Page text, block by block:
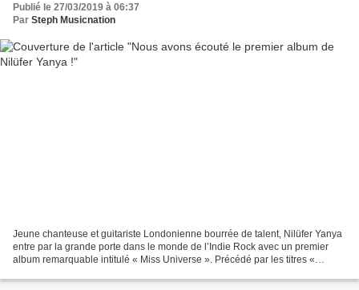
Publié le 27/03/2019 à 06:37
Par Steph Musicnation
Jeune chanteuse et guitariste Londonienne bourrée de talent, Nilüfer Yanya
entre par la grande porte dans le monde de l’Indie Rock avec un premier
album remarquable intitulé « Miss Universe ». Précédé par les titres «